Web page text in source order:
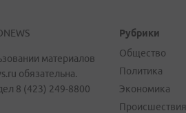
материалов
обязательна.
8 (423) 249-8800
Рубрики
Общество
Политика
Экономика
Происшествия